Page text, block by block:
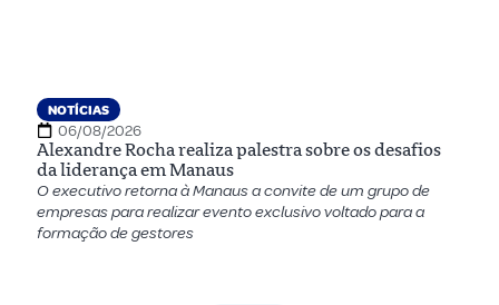
NOTÍCIAS
06/08/2026
Alexandre Rocha realiza palestra sobre os desafios
da liderança em Manaus
O executivo retorna à Manaus a convite de um grupo de
empresas para realizar evento exclusivo voltado para a
formação de gestores